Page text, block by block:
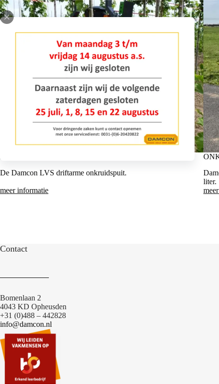
De Damcon LVS driftarme onkruidspuit.
meer informatie
liter.
Contact
Bomenlaan 2
4043 KD Opheusden
+31 (0)488 – 442828
info@damcon.nl